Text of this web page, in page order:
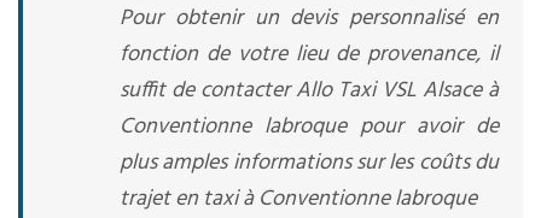
Pour obtenir un devis personnalisé en
fonction de votre lieu de provenance, il
suffit de contacter Allo Taxi VSL Alsace à
Conventionne labroque pour avoir de
plus amples informations sur les coûts du
trajet en taxi à Conventionne labroque